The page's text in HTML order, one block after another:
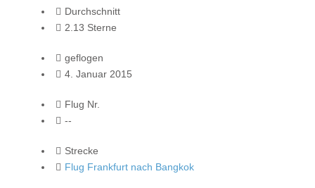
Durchschnitt
2.13 Sterne
geflogen
4. Januar 2015
Flug Nr.
--
Strecke
Flug Frankfurt nach Bangkok